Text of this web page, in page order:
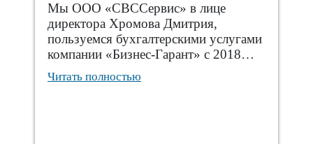
Мы ООО «СВССервис» в лице
директора Хромова Дмитрия,
пользуемся бухгалтерскими услугами
компании «Бизнес-Гарант» с 2018…
Читать полностью